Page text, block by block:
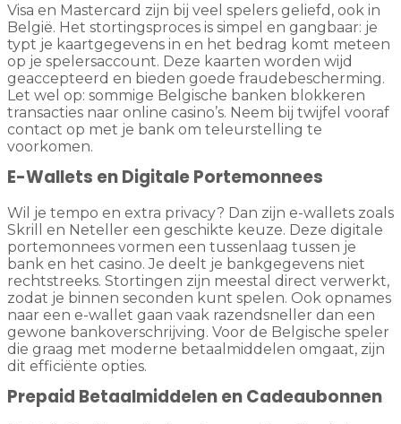
Visa en Mastercard zijn bij veel spelers geliefd, ook in
België. Het stortingsproces is simpel en gangbaar: je
typt je kaartgegevens in en het bedrag komt meteen
op je spelersaccount. Deze kaarten worden wijd
geaccepteerd en bieden goede fraudebescherming.
Let wel op: sommige Belgische banken blokkeren
transacties naar online casino’s. Neem bij twijfel vooraf
contact op met je bank om teleurstelling te
voorkomen.
E-Wallets en Digitale Portemonnees
Wil je tempo en extra privacy? Dan zijn e-wallets zoals
Skrill en Neteller een geschikte keuze. Deze digitale
portemonnees vormen een tussenlaag tussen je
bank en het casino. Je deelt je bankgegevens niet
rechtstreeks. Stortingen zijn meestal direct verwerkt,
zodat je binnen seconden kunt spelen. Ook opnames
naar een e-wallet gaan vaak razendsneller dan een
gewone bankoverschrijving. Voor de Belgische speler
die graag met moderne betaalmiddelen omgaat, zijn
dit efficiënte opties.
Prepaid Betaalmiddelen en Cadeaubonnen